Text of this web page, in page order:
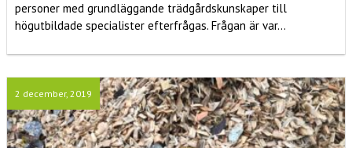
personer med grundläggande trädgårdskunskaper till
högutbildade specialister efterfrågas. Frågan är var...
2 december, 2019